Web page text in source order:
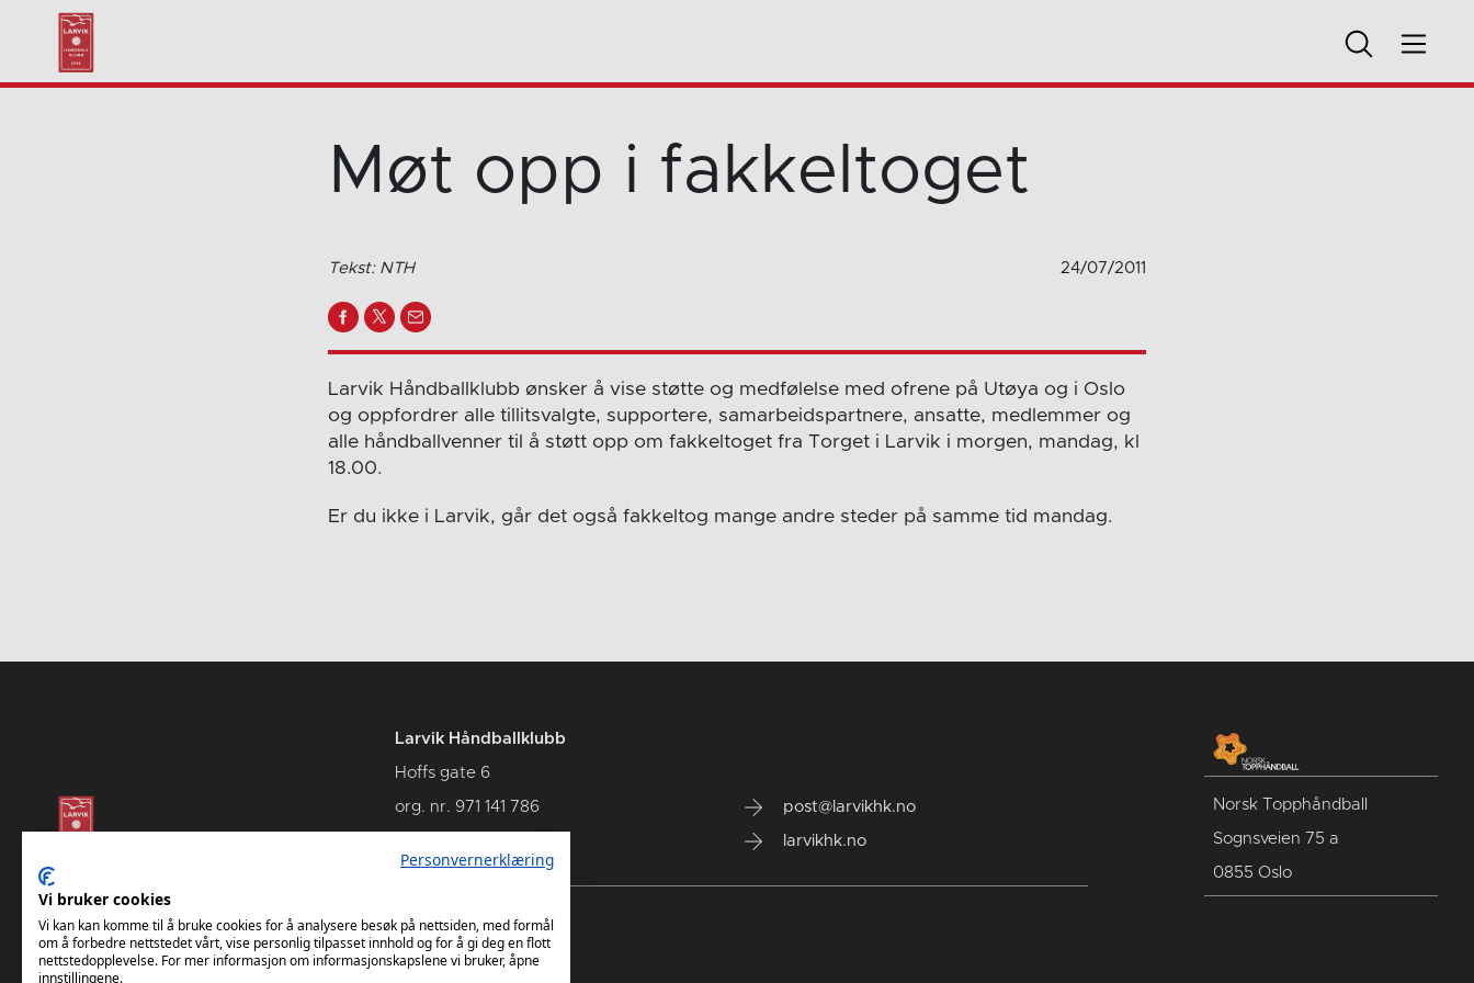
Møt opp i fakkeltoget
Tekst: NTH 24/07/2011
Larvik Håndballklubb ønsker å vise støtte og medfølelse med ofrene på Utøya og i Oslo
og oppfordrer alle tillitsvalgte, supportere, samarbeidspartnere, ansatte, medlemmer og
alle håndballvenner til å støtt opp om fakkeltoget fra Torget i Larvik i morgen, mandag, kl
18.00 .
Er du ikke i Larvik, går det også fakkeltog mange andre steder på samme tid mandag.
Larvik Håndballklubb
Hoffs gate 6
org. nr. 971 141 786 post@larvikhk.no
larvikhk.no
Norsk Topphåndball
Sognsveien 75 a
0855 Oslo
Personvernerklæring
Vi bruker cookies
Vi kan kan komme til å bruke cookies for å analysere besøk på nettsiden, med formål
om å forbedre nettstedet vårt, vise personlig tilpasset innhold og for å gi deg en flott
nettstedopplevelse. For mer informasjon om informasjonskapslene vi bruker, åpne
innstillingene.